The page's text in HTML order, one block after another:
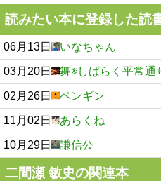
読みたい本に登録した読
06月13日 いなちゃん
03月20日 舞※しばらく平常通
02月26日 ペンギン
11月02日 あらくね
10月29日 謙信公
二間瀬 敏史の関連本